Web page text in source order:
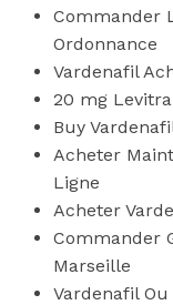
Commander
Ordonnance
Vardenafil
20 mg
Buy
Acheter
Ligne
Acheter
Commander
Marseille
Vardenafil